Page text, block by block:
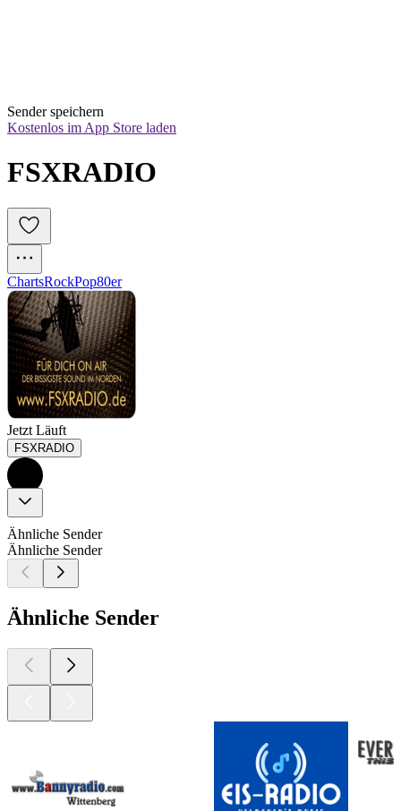
Sender speichern
Kostenlos im App Store laden
FSXRADIO
ChartsRockPop80er
Jetzt Läuft
FSXRADIO
Ähnliche Sender
Ähnliche Sender
Ähnliche Sender